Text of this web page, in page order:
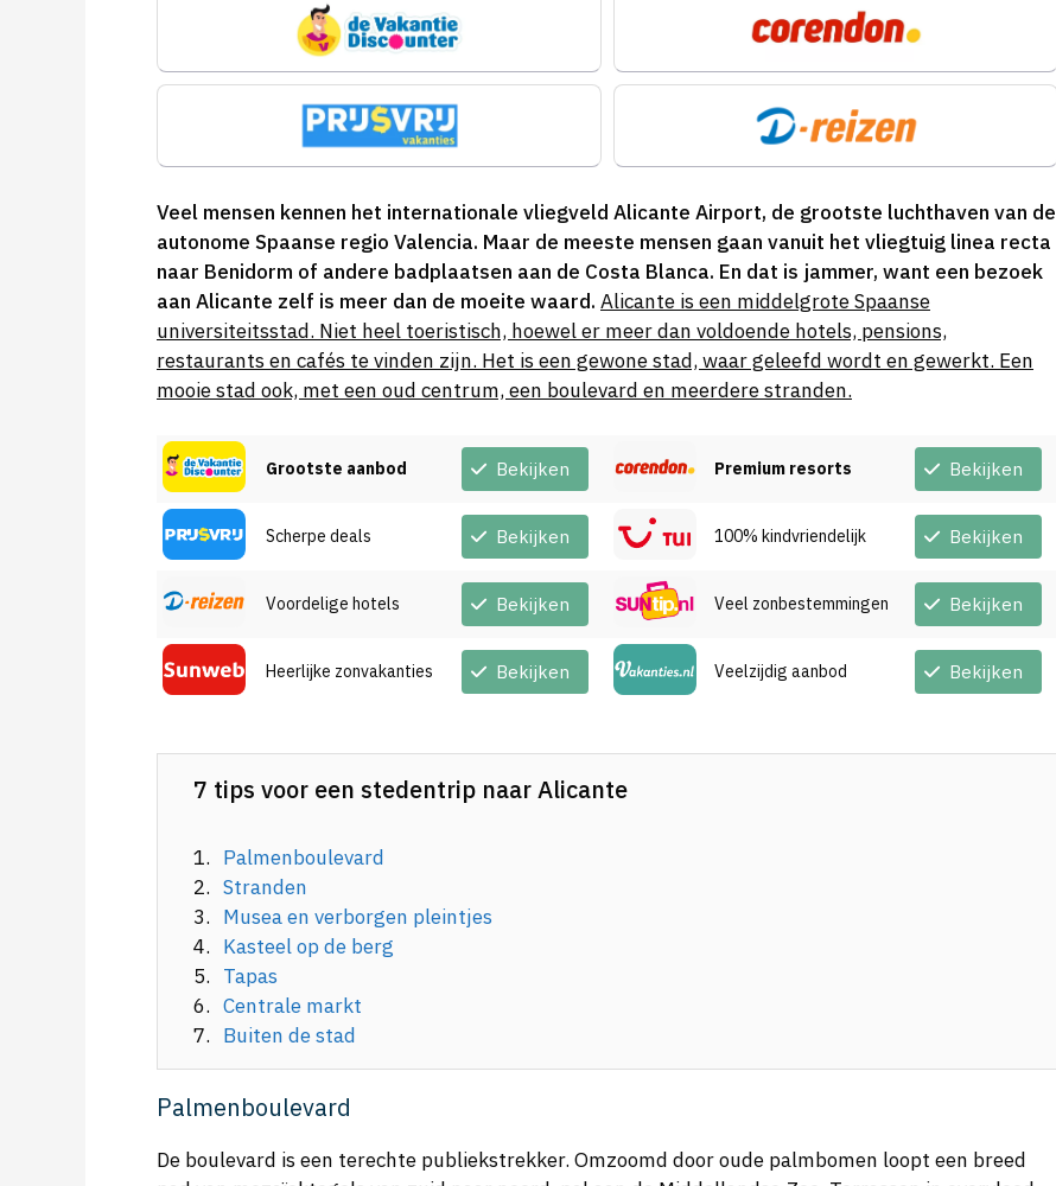
Veel mensen kennen het internationale vliegveld Alicante Airport, de grootste luchthaven van de
autonome Spaanse regio Valencia. Maar de meeste mensen gaan vanuit het vliegtuig linea recta
naar Benidorm of andere badplaatsen aan de Costa Blanca. En dat is jammer, want een bezoek
aan Alicante zelf is meer dan de moeite waard. Alicante is een middelgrote Spaanse
universiteitsstad. Niet heel toeristisch, hoewel er meer dan voldoende hotels, pensions,
restaurants en cafés te vinden zijn. Het is een gewone stad, waar geleefd wordt en gewerkt. Een
mooie stad ook, met een oud centrum, een boulevard en meerdere stranden.
Grootste aanbod Bekijken
Scherpe deals Bekijken
Voordelige hotels Bekijken
Heerlijke zonvakanties Bekijken
Premium resorts Bekijken
100% kindvriendelijk Bekijken
Veel zonbestemmingen Bekijken
Veelzijdig aanbod Bekijken
7 tips voor een stedentrip naar Alicante
Palmenboulevard
Stranden
Musea en verborgen pleintjes
Kasteel op de berg
Tapas
Centrale markt
Buiten de stad
Palmenboulevard
De boulevard is een terechte publiekstrekker. Omzoomd door oude palmbomen loopt een breed